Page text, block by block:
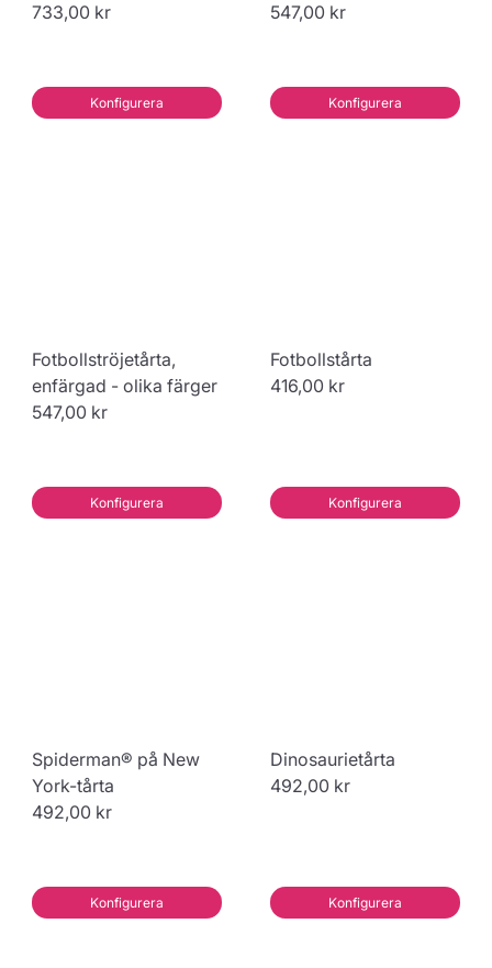
733,00 kr
Konfigurera
547,00 kr
Konfigurera
Fotbollströjetårta,
enfärgad - olika färger
547,00 kr
Konfigurera
Fotbollstårta
416,00 kr
Konfigurera
Spiderman® på New
York-tårta
492,00 kr
Konfigurera
Dinosaurietårta
492,00 kr
Konfigurera